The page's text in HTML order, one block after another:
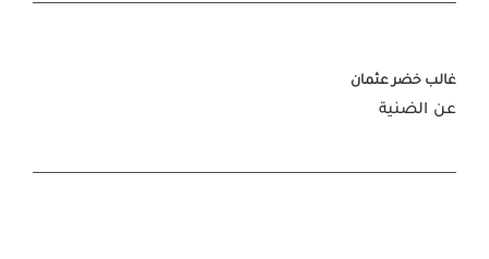
غالب خضر عثمان
عن الضنية